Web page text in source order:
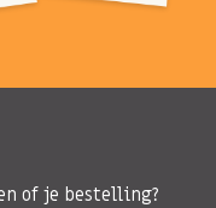
of je bestelling?